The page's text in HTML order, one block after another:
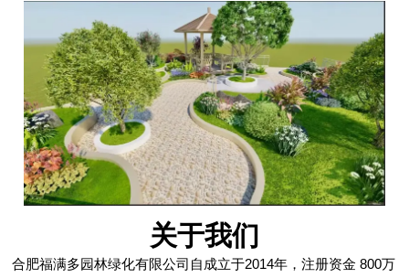
关于我们
合肥福满多园林绿化有限公司自成立于2014年，注册资金 800万